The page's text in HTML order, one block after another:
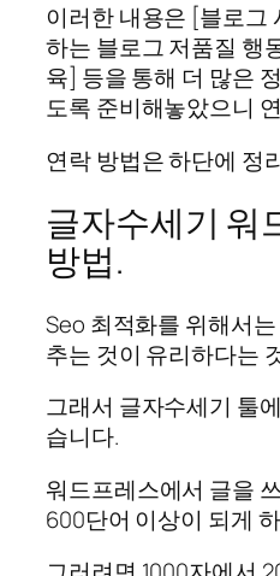
이러한 내용은 [블로그
하는 블로그 저품질 행
육] 등을 통해 더 많은
도록 준비해놓았으니
연락 방법은 하단에 정
글자수세기 워
방법.
Seo 최적화를 위해서
추는 것이 유리하다는
그래서 글자수세기 툴
습니다.
워드프레스에서 글을
600단어 이상이 되게